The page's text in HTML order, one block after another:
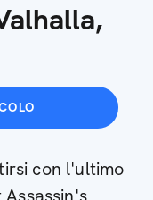
con l'ultimo